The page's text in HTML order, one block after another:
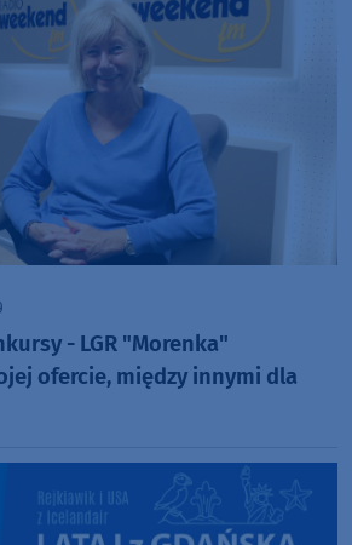
- LGR "Morenka"
ofercie, między innymi dla